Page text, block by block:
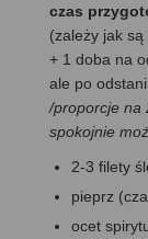
czas
(zależy jak są
+ 1 doba na
ale po
/proporcje na
spokojnie
2-3 filety
pieprz
ocet